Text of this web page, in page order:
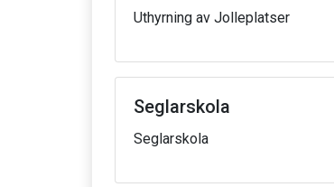
Uthyrning av Jolleplatser
Seglarskola
Seglarskola